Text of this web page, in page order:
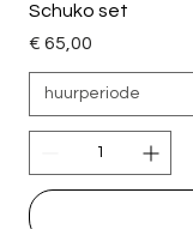
Schuko set
Price
€ 65,00